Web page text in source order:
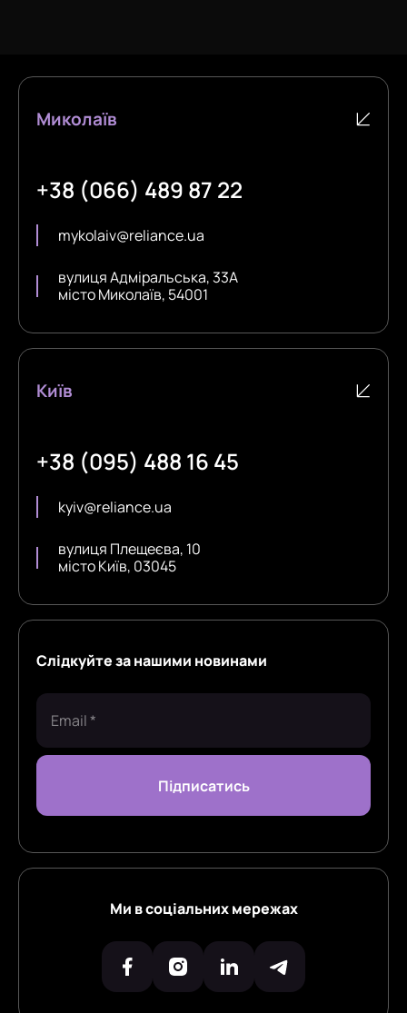
Миколаїв
+38 (066) 489 87 22
mykolaiv@reliance.ua
вулиця Адміральська, 33А
місто Миколаїв, 54001
Київ
+38 (095) 488 16 45
kyiv@reliance.ua
вулиця Плещеєва, 10
місто Київ, 03045
Слідкуйте за нашими новинами
Ми в соціальних мережах